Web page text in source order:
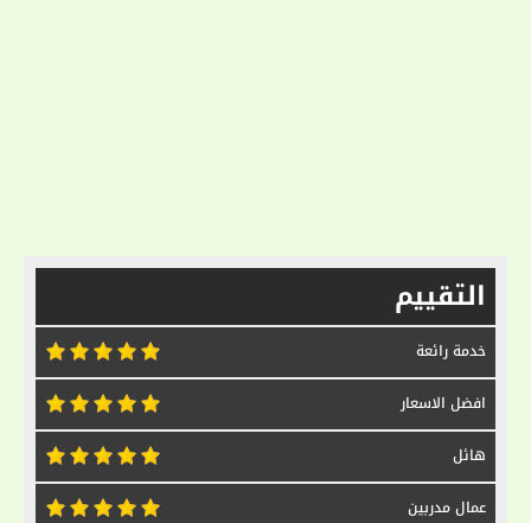
التقييم
خدمة رائعة
افضل الاسعار
هائل
عمال مدربين